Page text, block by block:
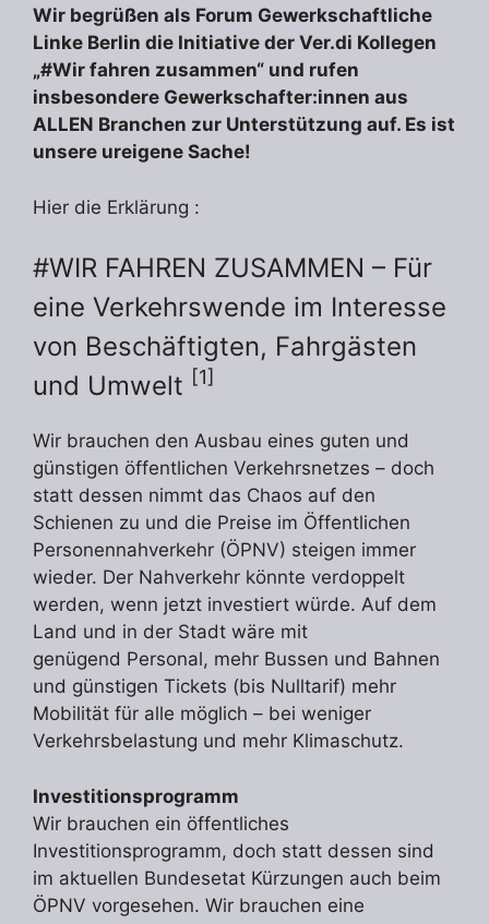
Wir begrüßen als Forum Gewerkschaftliche
Linke Berlin die Initiative der Ver.di Kollegen
„#Wir fahren zusammen“ und rufen
insbesondere Gewerkschafter:innen aus
ALLEN Branchen zur Unterstützung auf. Es ist
unsere ureigene Sache!
Hier die Erklärung :
#WIR FAHREN ZUSAMMEN – Für
eine Verkehrswende im Interesse
von Beschäftigten, Fahrgästen
und Umwelt [1]
Wir brauchen den Ausbau eines guten und
günstigen öffentlichen Verkehrsnetzes – doch
statt dessen nimmt das Chaos auf den
Schienen zu und die Preise im Öffentlichen
Personennahverkehr (ÖPNV) steigen immer
wieder. Der Nahverkehr könnte verdoppelt
werden, wenn jetzt investiert würde. Auf dem
Land und in der Stadt wäre mit
genügend Personal, mehr Bussen und Bahnen
und günstigen Tickets (bis Nulltarif) mehr
Mobilität für alle möglich – bei weniger
Verkehrsbelastung und mehr Klimaschutz.
Investitionsprogramm
Wir brauchen ein öffentliches
Investitionsprogramm, doch statt dessen sind
im aktuellen Bundesetat Kürzungen auch beim
ÖPNV vorgesehen. Wir brauchen eine